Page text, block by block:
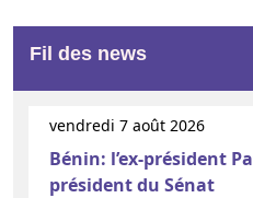
Fil des news
vendredi 7 août 2026
Bénin: l’ex-président
président du Sénat